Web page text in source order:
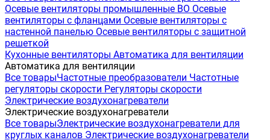
Осевые вентиляторы промышленные ВО Осевые
вентиляторы с фланцами Осевые вентиляторы с
настенной панелью Осевые вентиляторы с защитной
решеткой
Кухонные вентиляторы Автоматика для вентиляции
Автоматика для вентиляции
Все товарыЧастотные преобразователи Частотные
регуляторы скорости Регуляторы скорости
Электрические воздухонагреватели
Электрические воздухонагреватели
Все товарыЭлектрические воздухонагреватели для
круглых каналов Электрические воздухонагреватели